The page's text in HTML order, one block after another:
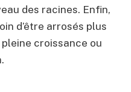
des racines. Enfin,
d’être arrosés plus
croissance ou